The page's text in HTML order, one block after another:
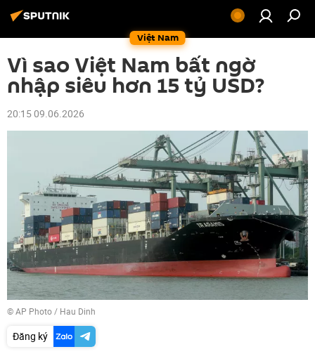
Việt Nam
Vì sao Việt Nam bất ngờ
nhập siêu hơn 15 tỷ USD?
20:15 09.06.2026
© AP Photo / Hau Dinh
Đăng ký